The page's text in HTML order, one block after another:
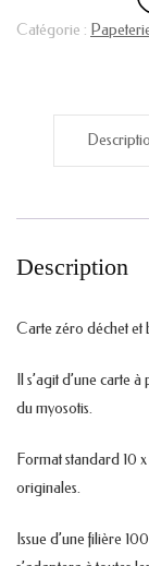
Catégorie :
Description
Carte zéro déchet
Il s’agit d’une carte
du myosotis.
Format standard 10
originales.
Issue d’une filière